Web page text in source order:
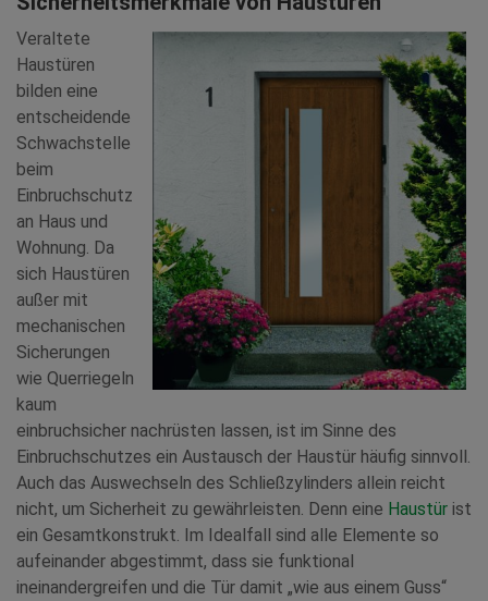
Veraltete
Haustüren
bilden eine
entscheidende
Schwachstelle
beim
Einbruchschutz
an Haus und
Wohnung. Da
sich Haustüren
außer mit
mechanischen
Sicherungen
wie Querriegeln
kaum
einbruchsicher nachrüsten lassen, ist im Sinne des
Einbruchschutzes ein Austausch der Haustür häufig sinnvoll.
Auch das Auswechseln des Schließzylinders allein reicht
nicht, um Sicherheit zu gewährleisten. Denn eine Haustür ist
ein Gesamtkonstrukt. Im Idealfall sind alle Elemente so
aufeinander abgestimmt, dass sie funktional
ineinandergreifen und die Tür damit „wie aus einem Guss“